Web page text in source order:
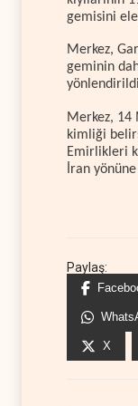
gemisini
Merkez,
geminin
Merkez, 14
kimliği
Emirlikleri
İran
Paylaş:
X